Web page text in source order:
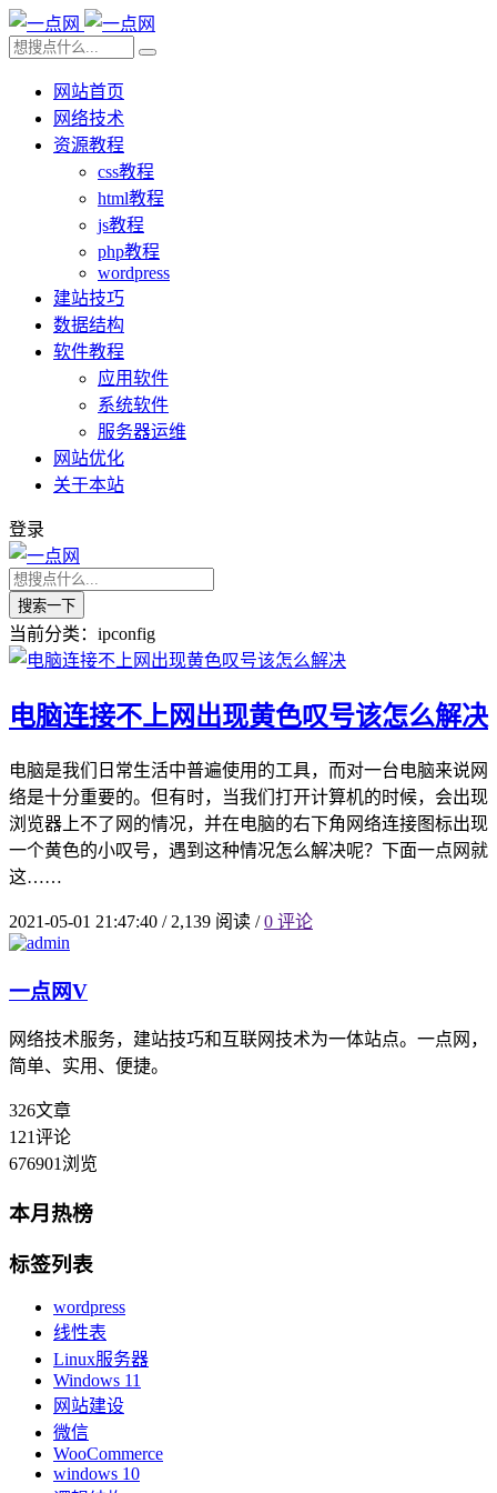
网站首页
网络技术
资源教程
css教程
html教程
js教程
php教程
wordpress
建站技巧
数据结构
软件教程
应用软件
系统软件
服务器运维
网站优化
关于本站
登录
搜索一下
当前分类：ipconfig
电脑连接不上网出现黄色叹号该怎么解决
电脑是我们日常生活中普遍使用的工具，而对一台电脑来说网
络是十分重要的。但有时，当我们打开计算机的时候，会出现
浏览器上不了网的情况，并在电脑的右下角网络连接图标出现
一个黄色的小叹号，遇到这种情况怎么解决呢？下面一点网就
这……
2021-05-01 21:47:40 /2,139 阅读 / 0 评论
一点网V
网络技术服务，建站技巧和互联网技术为一体站点。一点网，
简单、实用、便捷。
326文章
121评论
676901 浏览
本月热榜
标签列表
wordpress
线性表
Linux服务器
Windows 11
网站建设
微信
WooCommerce
windows 10